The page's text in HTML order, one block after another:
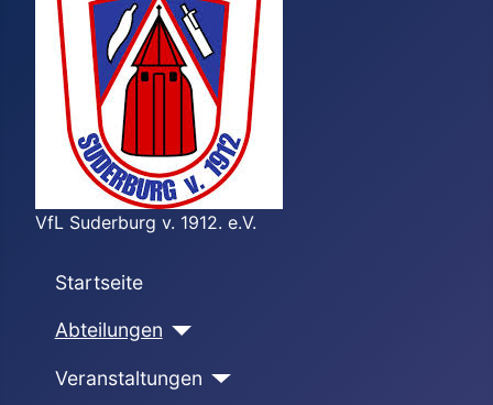
VfL Suderburg v. 1912. e.V.
Startseite
Abteilungen
Veranstaltungen